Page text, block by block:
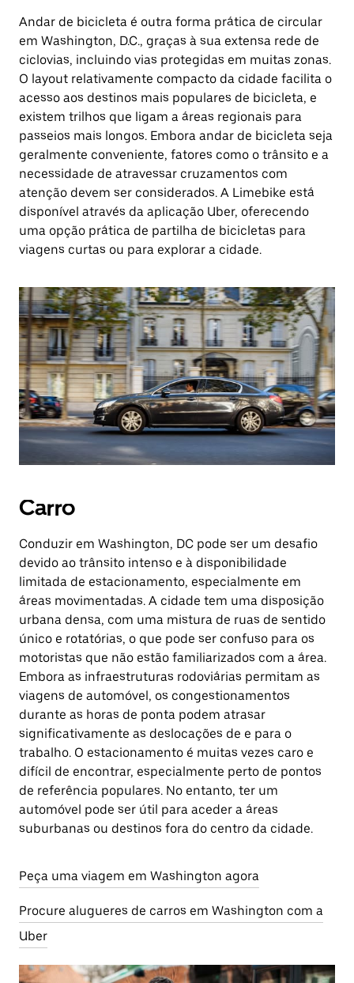
Andar de bicicleta é outra forma prática de circular
em Washington, D.C., graças à sua extensa rede de
ciclovias, incluindo vias protegidas em muitas zonas.
O layout relativamente compacto da cidade facilita o
acesso aos destinos mais populares de bicicleta, e
existem trilhos que ligam a áreas regionais para
passeios mais longos. Embora andar de bicicleta seja
geralmente conveniente, fatores como o trânsito e a
necessidade de atravessar cruzamentos com
atenção devem ser considerados. A Limebike está
disponível através da aplicação Uber, oferecendo
uma opção prática de partilha de bicicletas para
viagens curtas ou para explorar a cidade.
Carro
Conduzir em Washington, DC pode ser um desafio
devido ao trânsito intenso e à disponibilidade
limitada de estacionamento, especialmente em
áreas movimentadas. A cidade tem uma disposição
urbana densa, com uma mistura de ruas de sentido
único e rotatórias, o que pode ser confuso para os
motoristas que não estão familiarizados com a área.
Embora as infraestruturas rodoviárias permitam as
viagens de automóvel, os congestionamentos
durante as horas de ponta podem atrasar
significativamente as deslocações de e para o
trabalho. O estacionamento é muitas vezes caro e
difícil de encontrar, especialmente perto de pontos
de referência populares. No entanto, ter um
automóvel pode ser útil para aceder a áreas
suburbanas ou destinos fora do centro da cidade.
Peça uma viagem em Washington agora
Procure alugueres de carros em Washington com a
Uber